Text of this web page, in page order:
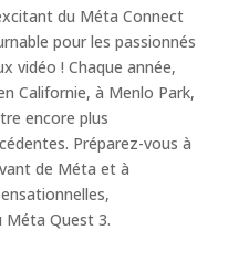
du Méta Connect
pour les passionnés
vidéo ! Chaque année,
Californie, à Menlo Park,
encore plus
Préparez-vous à
de Méta et à
Quest 3.